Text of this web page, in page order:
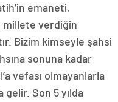
emaneti,
millete verdiğin
Bizim kimseyle şahsi
sonuna kadar
vefası olmayanlarla
Son 5 yılda